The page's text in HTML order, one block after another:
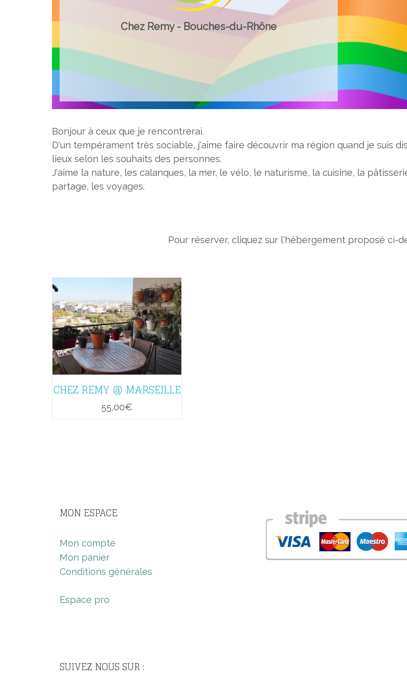
Chez Remy - Bouches-du-Rhône
Bonjour à ceux que je rencontrerai.
D'un tempérament très sociable, j'aime faire découvrir ma région quand je suis
lieux selon les souhaits des personnes.
J'aime la nature, les calanques, la mer, le vélo, le naturisme, la cuisine, la
partage, les voyages.
Pour réserver, cliquez sur l'hébergement proposé ci-
CHEZ REMY @ MARSEILLE
55,00€
MON ESPACE
Mon compte
Mon panier
Conditions générales
Espace pro
SUIVEZ NOUS SUR :